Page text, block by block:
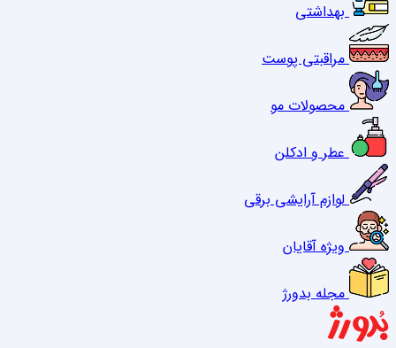
بهداشتی
مراقبتی پوست
محصولات مو
عطر و ادکلن
لوازم آرایشی برقی
ویژه آقایان
مجله بدورژ